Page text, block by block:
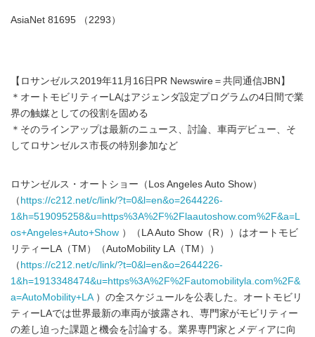
AsiaNet 81695 （2293）
【ロサンゼルス2019年11月16日PR Newswire＝共同通信JBN】
＊オートモビリティーLAはアジェンダ設定プログラムの4日間で業
界の触媒としての役割を固める
＊そのラインアップは最新のニュース、討論、車両デビュー、そ
してロサンゼルス市長の特別参加など
ロサンゼルス・オートショー（Los Angeles Auto Show）
（ https://c212.net/c/link/?t=0&l=en&o=2644226-
1&h=519095258&u=https%3A%2F%2Flaautoshow.com%2F&a=L
os+Angeles+Auto+Show ）（LA Auto Show（R））はオートモビ
リティーLA（TM）（AutoMobility LA（TM））
（ https://c212.net/c/link/?t=0&l=en&o=2644226-
1&h=1913348474&u=https%3A%2F%2Fautomobilityla.com%2F&
a=AutoMobility+LA）の全スケジュールを公表した。オートモビリ
ティーLAでは世界最新の車両が披露され、専門家がモビリティー
の差し迫った課題と機会を討論する。業界専門家とメディアに向